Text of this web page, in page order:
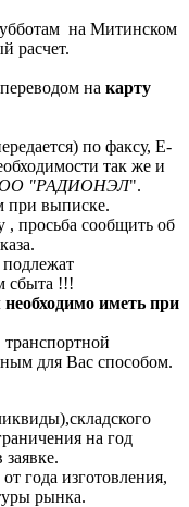
на Митинском
расчет.
на карту
по факсу, E-
так же и
"РАДИОНЭЛ".
при выписке.
, просьба сообщить об
сбыта !!!
иметь при
транспортной
для Вас способом.
на год
года изготовления,
рынка.